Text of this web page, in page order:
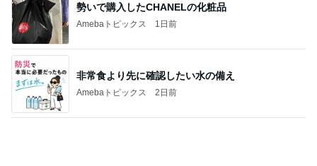
推しは来てくれないガチャの結果
Amebaトピックス 15時間前